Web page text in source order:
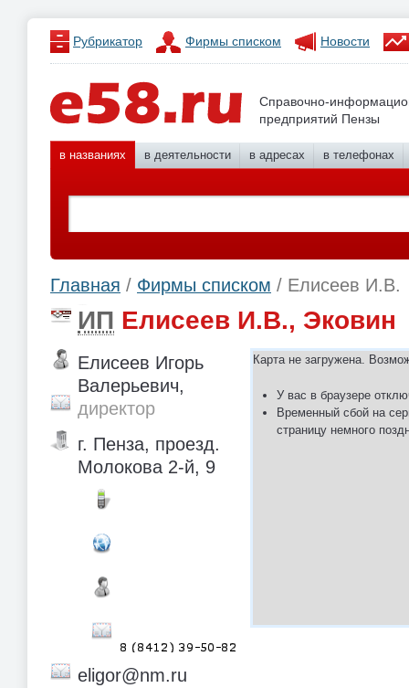
Рубрикатор Фирмы списком Новости
Справочно-
предприятий Пензы
в названиях в деятельности в адресах в телефонах
Главная / Фирмы списком / Елисеев И.В.
ИП Елисеев И.В., Эковин
Карта не загружена.
У вас в браузере
Временный сбой на
страницу немного
Елисеев Игорь
Валерьевич,
директор
г. Пенза, проезд.
Молокова 2-й, 9
eligor@nm.ru